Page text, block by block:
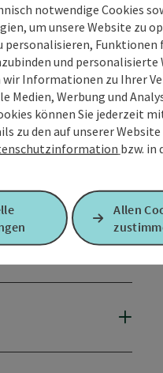
notwendige Cookies
um unsere Website zu
personalisieren, Funktionen
und personalisierte
Informationen zu Ihrer
Medien, Werbung und
können Sie jederzeit
zu den auf unserer Website
bzw. in
Allen